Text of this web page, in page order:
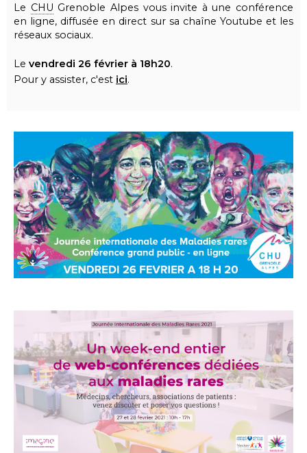
Le CHU Grenoble Alpes vous invite à une conférence
en ligne, diffusée en direct sur sa chaîne Youtube et les
réseaux sociaux.
Le vendredi 26 février à 18h20.
Pour y assister, c'est ici.